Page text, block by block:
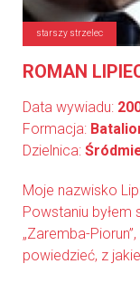
starszy strzelec
ROMAN
Data wywiadu:
Formacja:
Dzielnica:
Moje nazwisko
Powstaniu
„Zaremba-
powiedzieć, z